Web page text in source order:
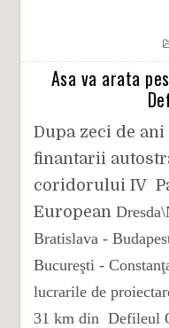
Asa va arata
Dupa zeci de
finantarii
coridorului IV
European
Bratislava -
Bucureşti -
lucrarile de
31 km din Defileul